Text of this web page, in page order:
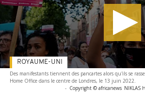
Des manifestants tiennent des pancartes alors qu'ils se
Home Office dans le centre de Londres, le 13 juin 2022.
- Copyright © africanews NIKLAS
ROYAUME-UNI